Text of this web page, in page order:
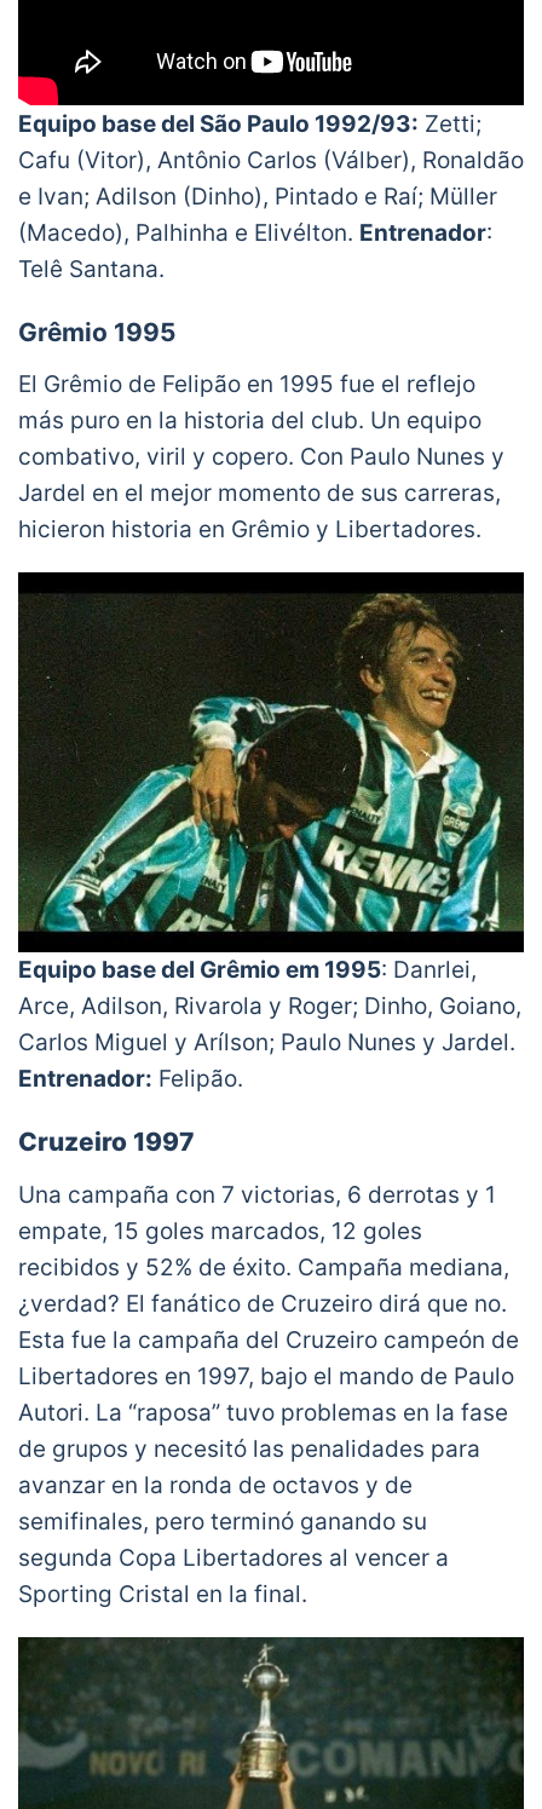
Equipo base del São Paulo 1992/93: Zetti;
Cafu (Vitor), Antônio Carlos (Válber), Ronaldão
e Ivan; Adilson (Dinho), Pintado e Raí; Müller
(Macedo), Palhinha e Elivélton. Entrenador:
Telê Santana.
Grêmio 1995
El Grêmio de Felipão en 1995 fue el reflejo
más puro en la historia del club. Un equipo
combativo, viril y copero. Con Paulo Nunes y
Jardel en el mejor momento de sus carreras,
hicieron historia en Grêmio y Libertadores.
Equipo base del Grêmio em 1995: Danrlei,
Arce, Adilson, Rivarola y Roger; Dinho, Goiano,
Carlos Miguel y Arílson; Paulo Nunes y Jardel.
Entrenador: Felipão.
Cruzeiro 1997
Una campaña con 7 victorias, 6 derrotas y 1
empate, 15 goles marcados, 12 goles
recibidos y 52% de éxito. Campaña mediana,
¿verdad? El fanático de Cruzeiro dirá que no.
Esta fue la campaña del Cruzeiro campeón de
Libertadores en 1997, bajo el mando de Paulo
Autori. La “raposa” tuvo problemas en la fase
de grupos y necesitó las penalidades para
avanzar en la ronda de octavos y de
semifinales, pero terminó ganando su
segunda Copa Libertadores al vencer a
Sporting Cristal en la final.